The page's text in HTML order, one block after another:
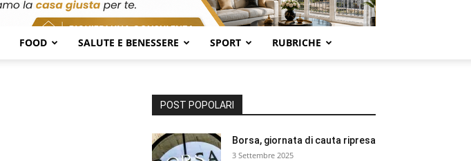
FOOD SALUTE E BENESSERE SPORT RUBRICHE
POST POPOLARI
Borsa, giornata di cauta ripresa
3 Settembre 2025